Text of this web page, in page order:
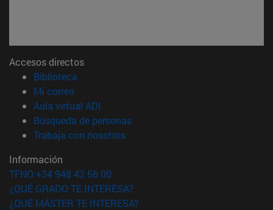
Accesos directos
Biblioteca
Mi correo(abre en nueva ventana)
Aula virtual ADI
Búsqueda de personas(abre en nueva ventana)
Trabaja con nosotros(abre en nueva ventana)
Información
TFNO +34 948 42 56 00
¿QUÉ GRADO TE INTERESA?
¿QUÉ MÁSTER TE INTERESA?